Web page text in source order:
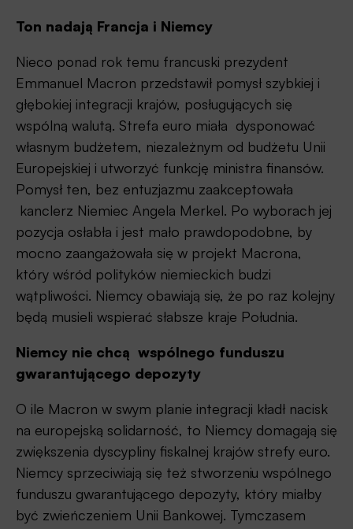
Ton nadają Francja i Niemcy
Nieco ponad rok temu francuski prezydent
Emmanuel Macron przedstawił pomysł szybkiej i
głębokiej integracji krajów, posługujących się
wspólną walutą. Strefa euro miała dysponować
własnym budżetem, niezależnym od budżetu Unii
Europejskiej i utworzyć funkcję ministra finansów.
Pomysł ten, bez entuzjazmu zaakceptowała
kanclerz Niemiec Angela Merkel. Po wyborach jej
pozycja osłabła i jest mało prawdopodobne, by
mocno zaangażowała się w projekt Macrona,
który wśród polityków niemieckich budzi
wątpliwości. Niemcy obawiają się, że po raz kolejny
będą musieli wspierać słabsze kraje Południa.
Niemcy nie chcą wspólnego funduszu
gwarantującego depozyty
O ile Macron w swym planie integracji kładł nacisk
na europejską solidarność, to Niemcy domagają się
zwiększenia dyscypliny fiskalnej krajów strefy euro.
Niemcy sprzeciwiają się też stworzeniu wspólnego
funduszu gwarantującego depozyty, który miałby
być zwieńczeniem Unii Bankowej. Tymczasem